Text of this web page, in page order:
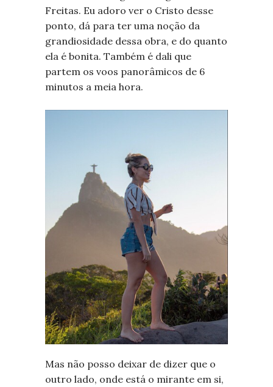
Freitas. Eu adoro ver o Cristo desse
ponto, dá para ter uma noção da
grandiosidade dessa obra, e do quanto
ela é bonita. Também é dali que
partem os voos panorâmicos de 6
minutos a meia hora.
Mas não posso deixar de dizer que o
outro lado, onde está o mirante em si,